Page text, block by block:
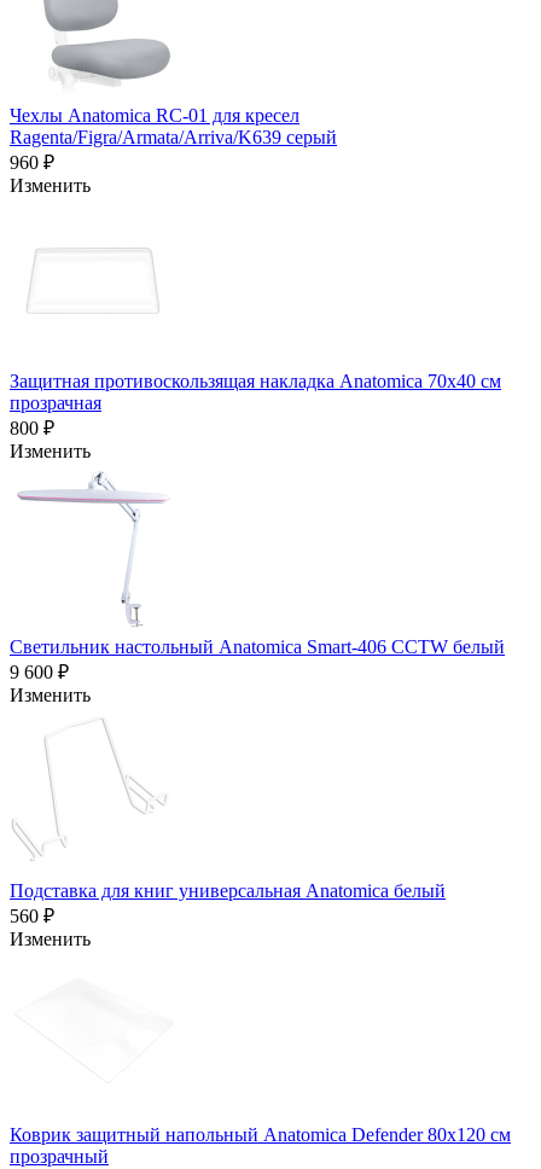
Чехлы Anatomica RC-01 для кресел
Ragenta/Figra/Armata/Arriva/K639 серый
960 ₽
Изменить
Защитная противоскользящая накладка Anatomica 70х40 см
прозрачная
800 ₽
Изменить
Светильник настольный Anatomica Smart-406 CCTW белый
9 600 ₽
Изменить
Подставка для книг универсальная Anatomica белый
560 ₽
Изменить
Коврик защитный напольный Anatomica Defender 80х120 см
прозрачный